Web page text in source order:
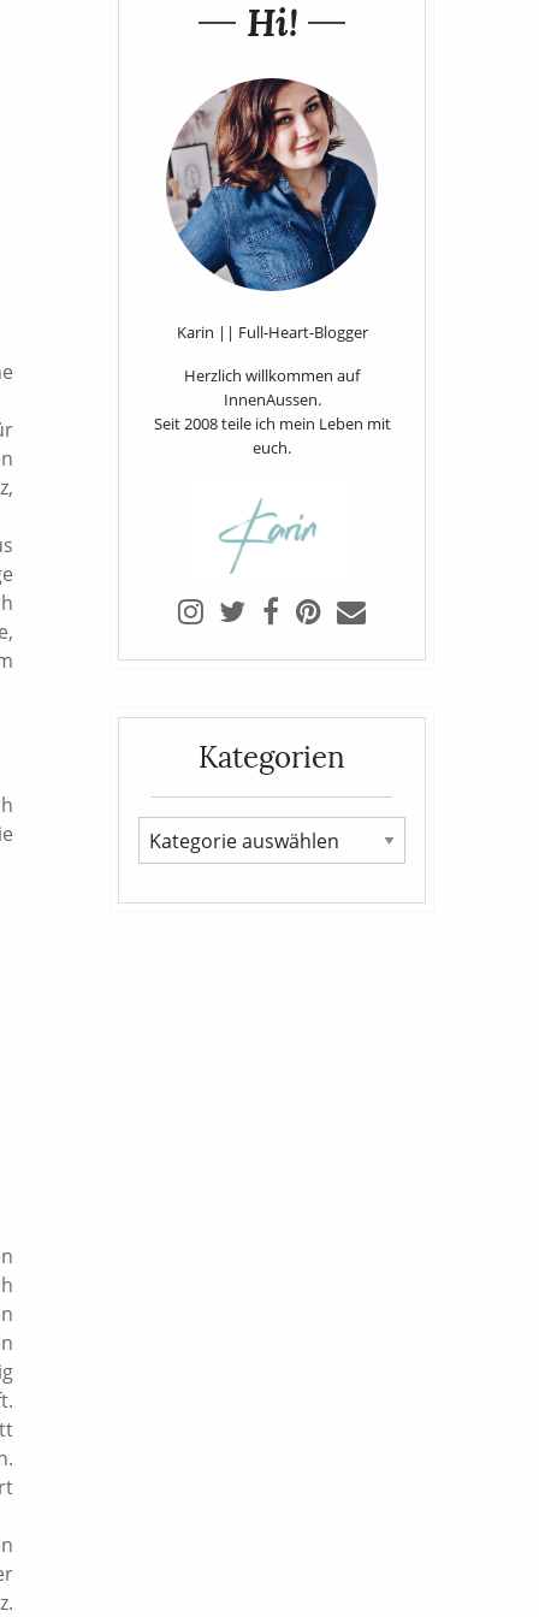
Hi!
Karin || Full-Heart-Blogger
Herzlich willkommen auf
InnenAussen.
Seit 2008 teile ich mein Leben mit
euch.
Kategorien